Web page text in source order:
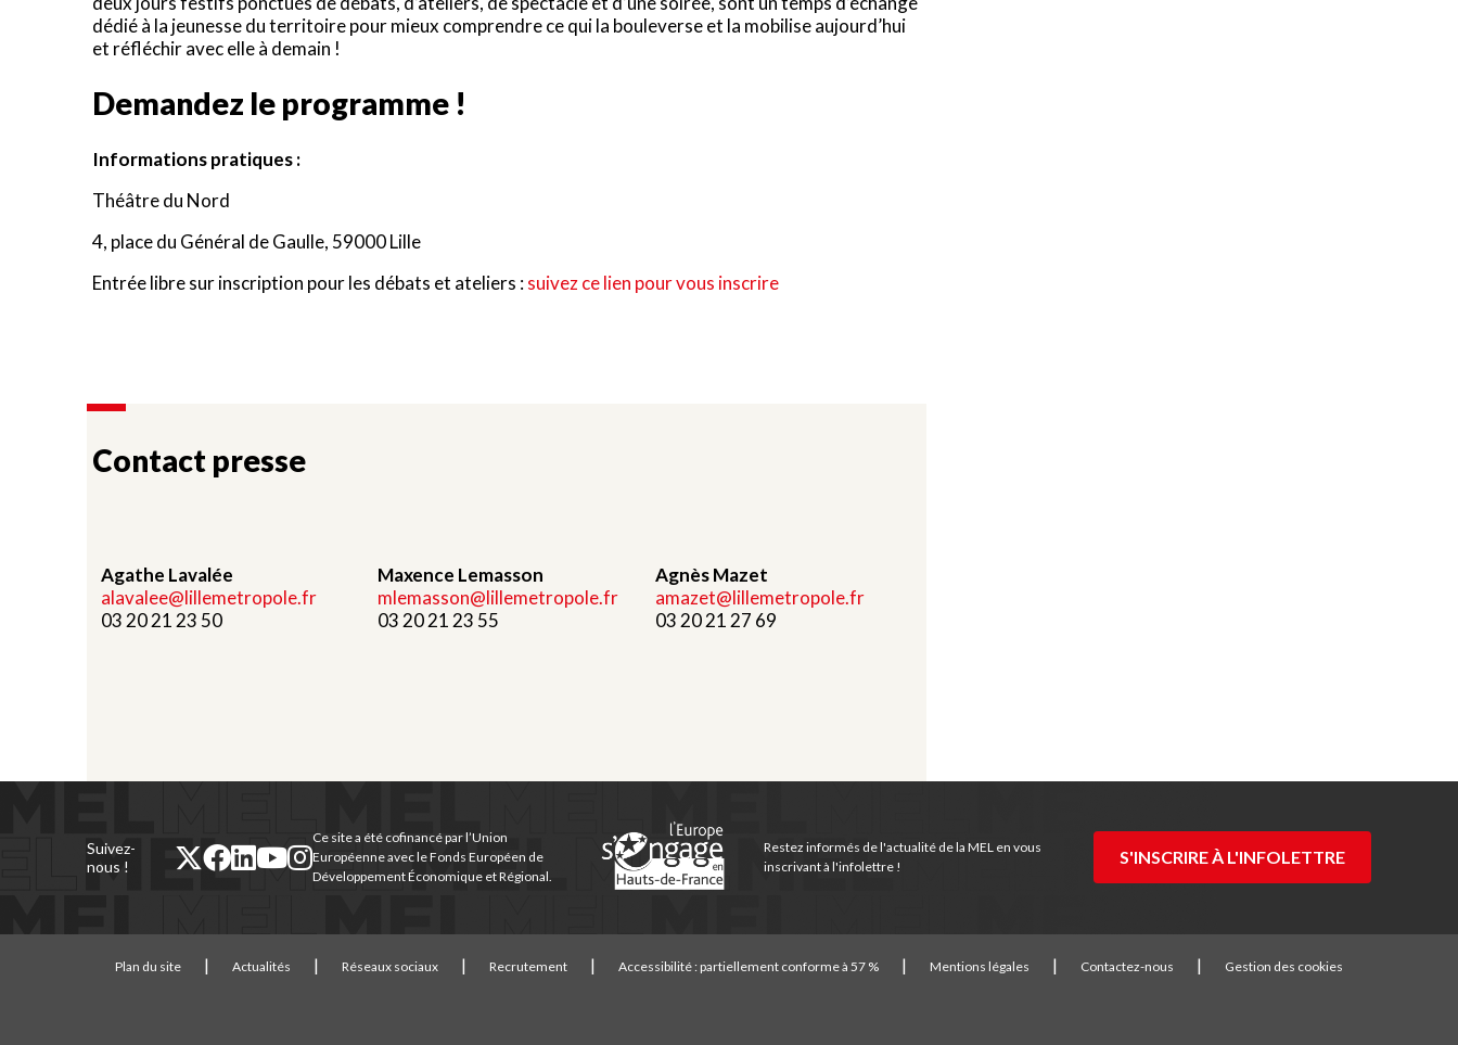
dédié à la jeunesse du territoire pour mieux comprendre ce qui la bouleverse et la mobilise aujourd’hui
et réfléchir avec elle à demain !
Demandez le programme !
Informations pratiques :
Théâtre du Nord
4, place du Général de Gaulle, 59000 Lille
Entrée libre sur inscription pour les débats et ateliers :suivez ce lien pour vous inscrire
Contact presse
Agathe Lavalée
alavalee@lillemetropole.fr
03 20 21 23 50
Maxence Lemasson
mlemasson@lillemetropole.fr
03 20 21 23 55
Agnès Mazet
amazet@lillemetropole.fr
03 20 21 27 69
Suivez-
nous !
twitter
facebook
(nouvelle
linkedin
(nouvelle
youtube
(nouvelle
instagram
(nouvelle
Ce site a été cofinancé par l’Union
Européenne avec le Fonds Européen de
Développement Économique et Régional.
Restez informés de l'actualité de la MEL en vous
inscrivant à l'infolettre !
S'INSCRIRE À L'INFOLETTRE
Plan du site Actualités Réseaux sociaux Recrutement Accessibilité : partiellement conforme à 57 % Mentions légales Contactez-nous Gestion des cookies